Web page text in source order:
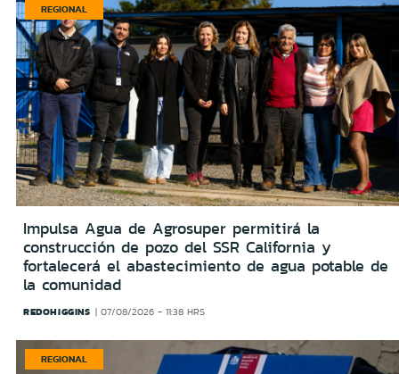
REGIONAL
Impulsa Agua de Agrosuper permitirá la
construcción de pozo del SSR California y
fortalecerá el abastecimiento de agua potable de
la comunidad
REDOHIGGINS 07/08/2026 - 11:38 HRS
REGIONAL